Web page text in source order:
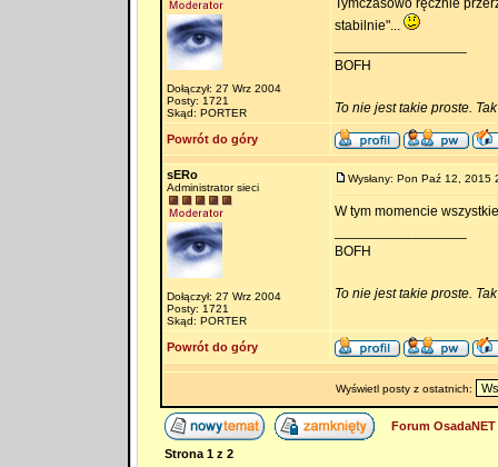
Dołączył: 27 Wrz 2004
Posty: 1721
Skąd: PORTER
Tymczasowo ręcznie
stabilnie"...
BOFH
To nie jest takie proste.
Powrót do góry
sERo
Administrator sieci
Dołączył: 27 Wrz 2004
Posty: 1721
Skąd: PORTER
Wysłany: Pon Paź 12, 2015
W tym momencie
BOFH
To nie jest takie proste.
Powrót do góry
Wyświetl posty z ostatnich:
Forum
Strona 1z 2